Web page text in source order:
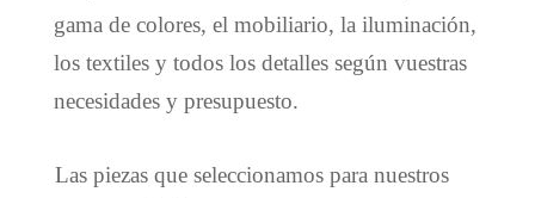
gama de colores, el mobiliario, la iluminación,
los textiles y todos los detalles según vuestras
necesidades y presupuesto.
Las piezas que seleccionamos para nuestros